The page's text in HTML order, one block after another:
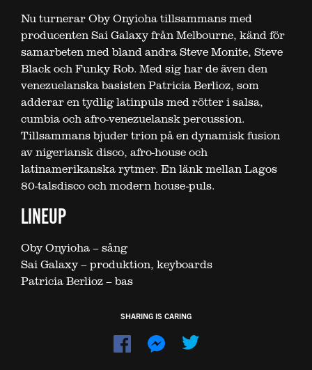
Nu turnerar Oby Onyioha tillsammans med
producenten Sai Galaxy från Melbourne, känd för
samarbeten med bland andra Steve Monite, Steve
Black och Funky Rob. Med sig har de även den
venezuelanska basisten Patricia Berlioz, som
adderar en tydlig latinpuls med rötter i salsa,
cumbia och afro-venezuelansk percussion.
Tillsammans bjuder trion på en dynamisk fusion
av nigeriansk disco, afro-house och
latinamerikanska rytmer. En länk mellan Lagos
80-talsdisco och modern house-puls.
LINEUP
Oby Onyioha – sång
Sai Galaxy – produktion, keyboards
Patricia Berlioz – bas
SHARING IS CARING
Dela
Dela